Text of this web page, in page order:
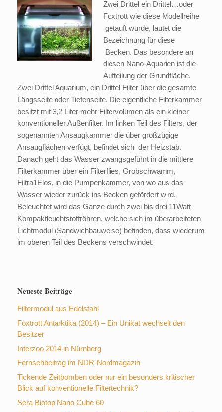
Zwei Drittel ein Drittel…oder
Foxtrott wie diese Modellreihe
getauft wurde, lautet die
Bezeichnung für diese
Becken. Das besondere an
diesen Nano-Aquarien ist die
Aufteilung der Grundfläche.
Zwei Drittel Aquarium, ein Drittel Filter über die gesamte
Längsseite oder Tiefenseite. Die eigentliche Filterkammer
besitzt mit 3,2 Liter mehr Filtervolumen als ein kleiner
konventioneller Außenfilter. Im linken Teil des Filters, der
sogenannten Ansaugkammer die über großzügige
Ansaugflächen verfügt, befindet sich der Heizstab.
Danach geht das Wasser zwangsgeführt in die mittlere
Filterkammer über ein Filterflies, Grobschwamm,
Filtra1Elos, in die Pumpenkammer, von wo aus das
Wasser wieder zurück ins Becken gefördert wird.
Beleuchtet wird das Ganze durch zwei bis drei 11Watt
Kompaktleuchtstoffröhren, welche sich im überarbeiteten
Lichtmodul (Sandwichbauweise) befinden, dass wiederum
im oberen Teil des Beckens verschwindet.
Neueste Beiträge
Filtermodul aus Edelstahl
Foxtrott Antarktika (2014) – Ein Unikat wechselt den
Besitzer
Interzoo 2014 in Nürnberg
Fernsehbeitrag im NDR-Nordmagazin
Tickende Zeitbomben oder nur ein besonders kritischer
Blick auf konventionelle Filtertechnik?
Sera Biotop Nano Cube 60